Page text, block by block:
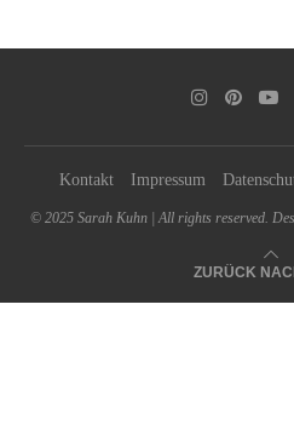
Kontakt Impressum
© 2025 Sarah Kuhn | All rights reserved.
ZURÜCK